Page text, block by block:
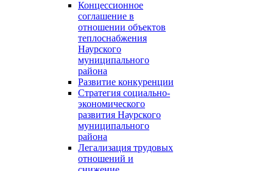
Концессионное
соглашение в
отношении объектов
теплоснабжения
Наурского
муниципального
района
Развитие конкуренции
Стратегия социально-
экономического
развития Наурского
муниципального
района
Легализация трудовых
отношений и